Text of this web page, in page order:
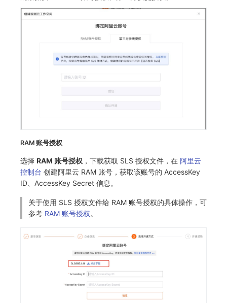
RAM 账号授权
选择 RAM 账号授权 ，下载获取 SLS 授权文件，在 阿里云
控制台 创建阿里云 RAM 账号，获取该账号的 AccessKey
ID、AccessKey Secret 信息。
关于使用 SLS 授权文件给 RAM 账号授权的具体操作，可
参考 RAM 账号授权。